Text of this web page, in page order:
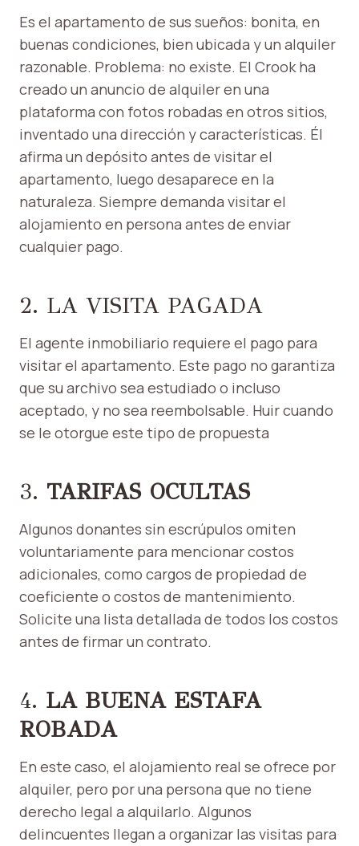
Es el apartamento de sus sueños: bonita, en
buenas condiciones, bien ubicada y un alquiler
razonable. Problema: no existe. El Crook ha
creado un anuncio de alquiler en una
plataforma con fotos robadas en otros sitios,
inventado una dirección y características. Él
afirma un depósito antes de visitar el
apartamento, luego desaparece en la
naturaleza. Siempre demanda visitar el
alojamiento en persona antes de enviar
cualquier pago.
2. LA VISITA PAGADA
El agente inmobiliario requiere el pago para
visitar el apartamento. Este pago no garantiza
que su archivo sea estudiado o incluso
aceptado, y no sea reembolsable. Huir cuando
se le otorgue este tipo de propuesta
3. TARIFAS OCULTAS
Algunos donantes sin escrúpulos omiten
voluntariamente para mencionar costos
adicionales, como cargos de propiedad de
coeficiente o costos de mantenimiento.
Solicite una lista detallada de todos los costos
antes de firmar un contrato.
4. LA BUENA ESTAFA
ROBADA
En este caso, el alojamiento real se ofrece por
alquiler, pero por una persona que no tiene
derecho legal a alquilarlo. Algunos
delincuentes llegan a organizar las visitas para